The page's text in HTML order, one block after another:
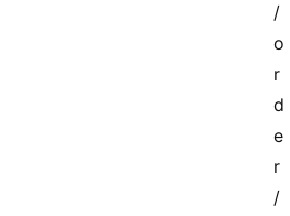
/
o
r
d
e
r
/